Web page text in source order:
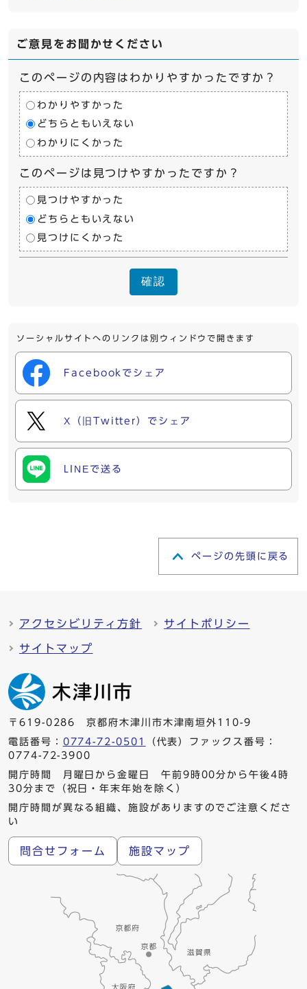
ご意見をお聞かせください
このページの内容はわかりやすかったですか？
わかりやすかった
どちらともいえない
わかりにくかった
このページは見つけやすかったですか？
見つけやすかった
どちらともいえない
見つけにくかった
確認
ソーシャルサイトへのリンクは別ウィンドウで開きます
Facebookでシェア
X（旧Twitter）でシェア
LINEで送る
ページの先頭に戻る
アクセシビリティ方針 サイトポリシー
サイトマップ
〒619-0286 京都府木津川市木津南垣外110-9
電話番号： 0774-72-0501
（代表）ファックス番号：
0774-72-3900
開庁時間 月曜日から金曜日 午前9時00分から午後4時
30分まで（祝日・年末年始を除く）
開庁時間が異なる組織、施設がありますのでご注意くださ
い
問合せフォーム 施設マップ